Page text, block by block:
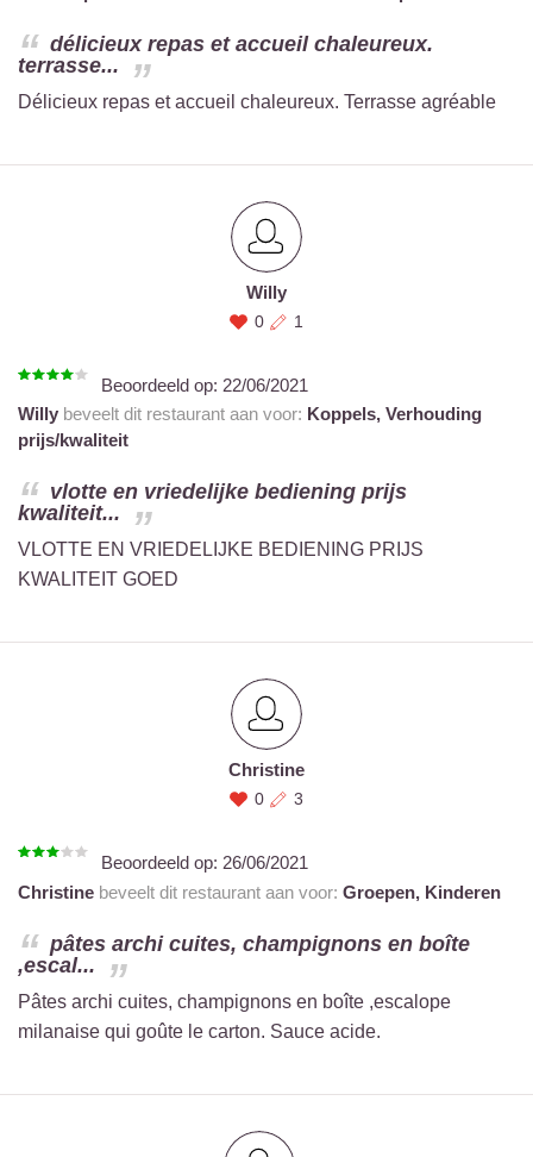
délicieux repas et accueil chaleureux.
terrasse...
Délicieux repas et accueil chaleureux. Terrasse agréable
Willy
0 1
Beoordeeld op: 22/06/2021
Willy beveelt dit restaurant aan voor: Koppels, Verhouding
prijs/kwaliteit
vlotte en vriedelijke bediening prijs
kwaliteit...
VLOTTE EN VRIEDELIJKE BEDIENING PRIJS
KWALITEIT GOED
Christine
0 3
Beoordeeld op: 26/06/2021
Christine beveelt dit restaurant aan voor: Groepen, Kinderen
pâtes archi cuites, champignons en boîte
,escal...
Pâtes archi cuites, champignons en boîte ,escalope
milanaise qui goûte le carton. Sauce acide.